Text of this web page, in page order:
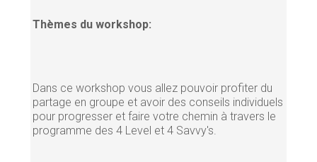
Thèmes du workshop:
Dans ce workshop vous allez pouvoir profiter du
partage en groupe et avoir des conseils individuels
pour progresser et faire votre chemin à travers le
programme des 4 Level et 4 Savvy's.